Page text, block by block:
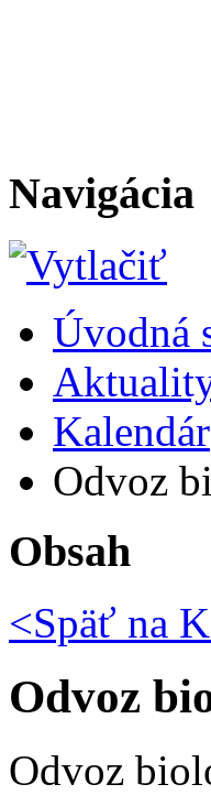
Navigácia
Úvodná
Kalendár
Odvoz
Obsah
<Späť na
Odvoz
Odvoz